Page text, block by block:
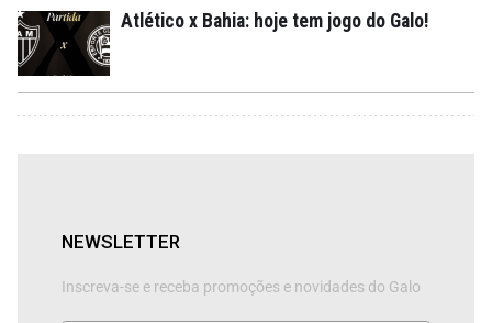
Atlético x Bahia: hoje tem jogo do Galo!
NEWSLETTER
Inscreva-se e receba promoções e novidades do Galo